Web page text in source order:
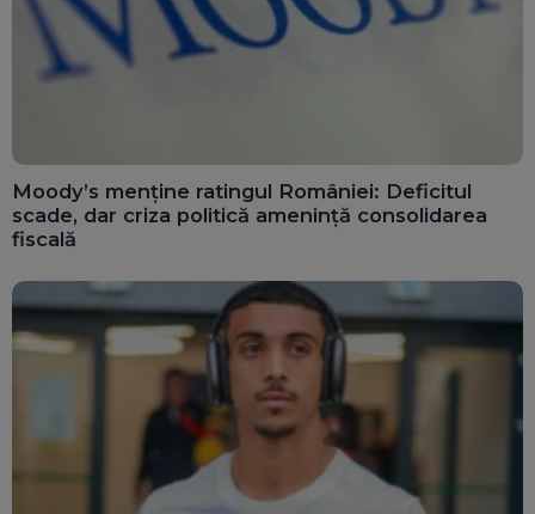
Moody’s menține ratingul României: Deficitul
scade, dar criza politică amenință consolidarea
fiscală